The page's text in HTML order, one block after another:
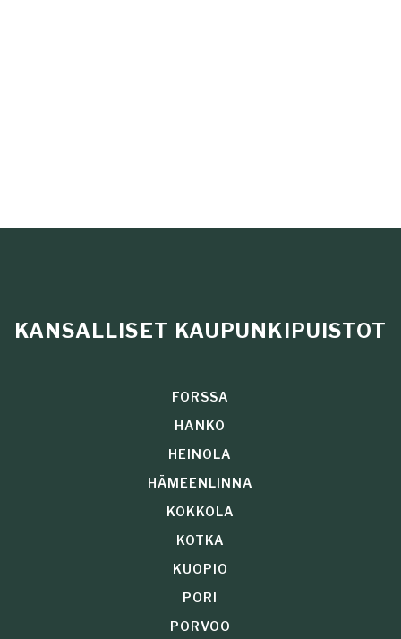
KANSALLISET KAUPUNKIPUISTOT
FORSSA
HANKO
HEINOLA
HÄMEENLINNA
KOKKOLA
KOTKA
KUOPIO
PORI
PORVOO